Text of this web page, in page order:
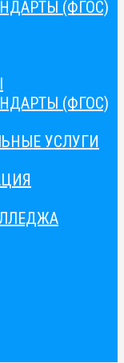
(ФГОС)
(ФГОС)
УСЛУГИ